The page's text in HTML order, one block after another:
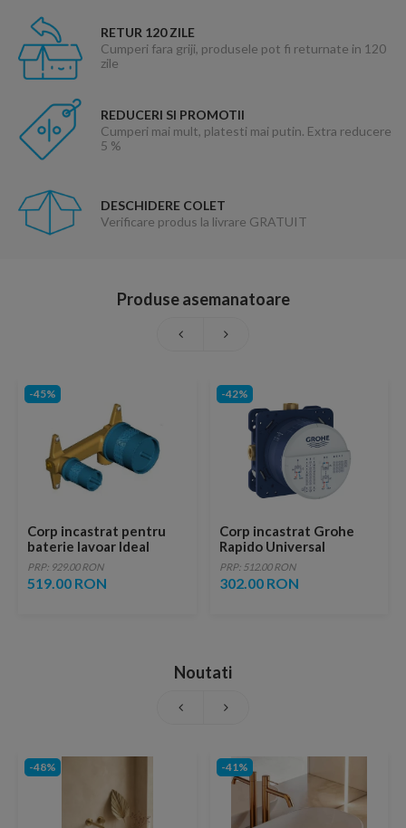
RETUR 120 ZILE
Cumperi fara griji, produsele pot fi returnate in 120
zile
REDUCERI SI PROMOTII
Cumperi mai mult, platesti mai putin. Extra reducere
5 %
DESCHIDERE COLET
Verificare produs la livrare GRATUIT
Produse asemanatoare
-45%
Corp incastrat pentru
baterie lavoar Ideal
Standard
PRP: 929.00 RON
519.00 RON
-42%
Corp incastrat Grohe
Rapido Universal
SmartBox
PRP: 512.00 RON
302.00 RON
Noutati
-48% -41%